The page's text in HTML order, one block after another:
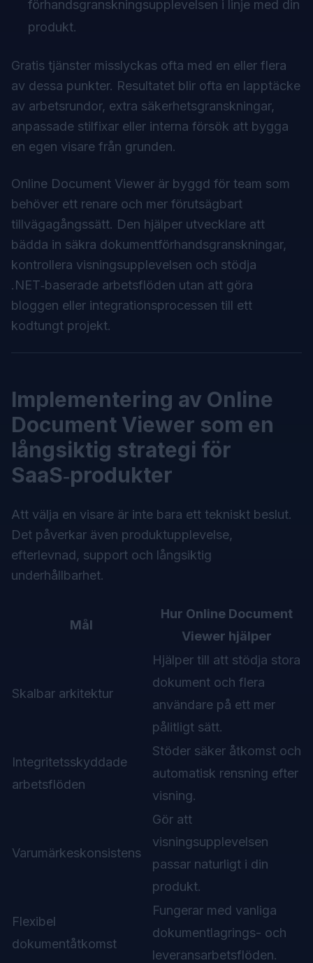
förhandsgranskningsupplevelsen i linje med din
produkt.
Gratis tjänster misslyckas ofta med en eller flera
av dessa punkter. Resultatet blir ofta en lapptäcke
av arbetsrundor, extra säkerhetsgranskningar,
anpassade stilfixar eller interna försök att bygga
en egen visare från grunden.
Online Document Viewer är byggd för team som
behöver ett renare och mer förutsägbart
tillvägagångssätt. Den hjälper utvecklare att
bädda in säkra dokumentförhandsgranskningar,
kontrollera visningsupplevelsen och stödja
.NET‑baserade arbetsflöden utan att göra
bloggen eller integrationsprocessen till ett
kodtungt projekt.
Implementering av Online
Document Viewer som en
långsiktig strategi för
SaaS‑produkter
Att välja en visare är inte bara ett tekniskt beslut.
Det påverkar även produktupplevelse,
efterlevnad, support och långsiktig
underhållbarhet.
Mål
Hur Online Document
Viewer hjälper
Skalbar arkitektur
Hjälper till att stödja stora
dokument och flera
användare på ett mer
pålitligt sätt.
Integritetsskyddade
arbetsflöden
Stöder säker åtkomst och
automatisk rensning efter
visning.
Varumärkeskonsistens
Gör att
visningsupplevelsen
passar naturligt i din
produkt.
Flexibel
dokumentåtkomst
Fungerar med vanliga
dokumentlagrings- och
leveransarbetsflöden.